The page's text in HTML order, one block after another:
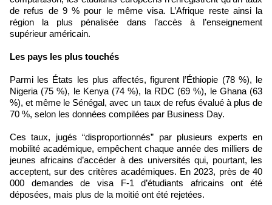
de refus de 9 % pour le même visa. L’Afrique reste ainsi la
région la plus pénalisée dans l’accès à l’enseignement
supérieur américain.
Les pays les plus touchés
Parmi les États les plus affectés, figurent l’Éthiopie (78 %), le
Nigeria (75 %), le Kenya (74 %), la RDC (69 %), le Ghana (63
%), et même le Sénégal, avec un taux de refus évalué à plus de
70 %, selon les données compilées par Business Day.
Ces taux, jugés “disproportionnés” par plusieurs experts en
mobilité académique, empêchent chaque année des milliers de
jeunes africains d’accéder à des universités qui, pourtant, les
acceptent, sur des critères académiques. En 2023, près de 40
000 demandes de visa F-1 d’étudiants africains ont été
déposées, mais plus de la moitié ont été rejetées.